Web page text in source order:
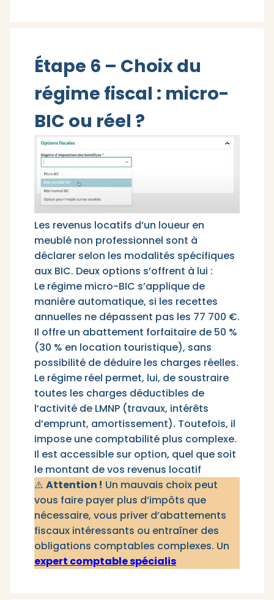
Étape 6 – Choix du
régime fiscal : micro-
BIC ou réel ?
Les revenus locatifs d’un loueur en
meublé non professionnel sont à
déclarer selon les modalités spécifiques
aux BIC. Deux options s’offrent à lui :
Le régime micro-BIC s’applique de
manière automatique, si les recettes
annuelles ne dépassent pas les 77 700 €.
Il offre un abattement forfaitaire de 50 %
(30 % en location touristique), sans
possibilité de déduire les charges réelles.
Le régime réel permet, lui, de soustraire
toutes les charges déductibles de
l’activité de LMNP (travaux, intérêts
d’emprunt, amortissement). Toutefois, il
impose une comptabilité plus complexe.
Il est accessible sur option, quel que soit
le montant de vos revenus locatif
⚠️ Attention ! Un mauvais choix peut
vous faire payer plus d’impôts que
nécessaire, vous priver d’abattements
fiscaux intéressants ou entraîner des
obligations comptables complexes. Un
expert comptable spécialis